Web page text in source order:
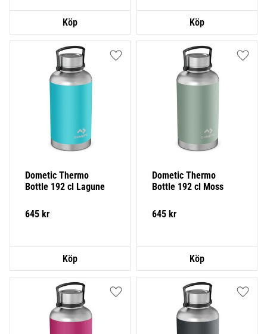
Dometic Thermo
Bottle 192 cl Lagune
645 kr
Lägg till i favoriter
Dometic Thermo
Bottle 192 cl Moss
645 kr
Lägg
Lägg till i favoriter Lägg